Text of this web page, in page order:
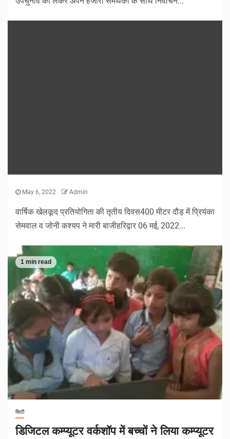
May 6, 2022 Admin
वार्षिक खेलकूद प्रतियोगिता की तृतीय दिवस400 मीटर दौड़ में प्रियंका
सेमवाल व जोनी कश्यप ने मारी बाजीहरिद्वार 06 मई, 2022...
1 min read
सिटी
डिजिटल कम्प्यूटर वर्कशॉप में बच्चों ने लिया कम्प्यूटर